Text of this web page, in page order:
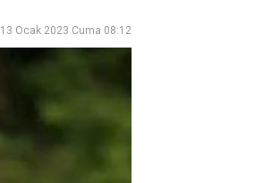
13 Ocak 2023 Cuma 08:12